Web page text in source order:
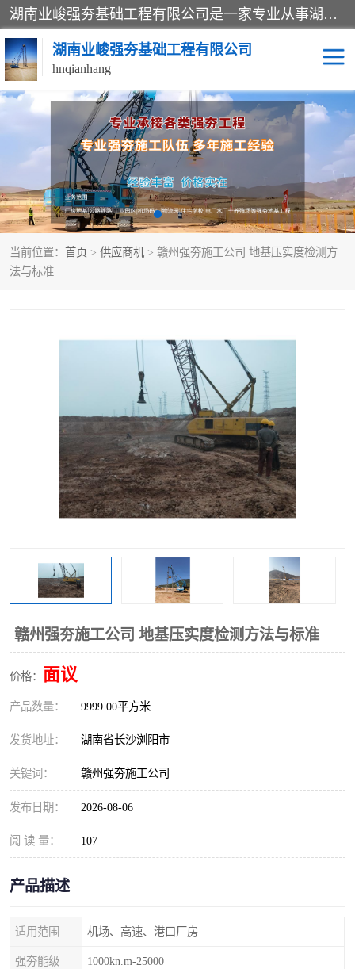
湖南业峻强夯基础工程有限公司是一家专业从事湖南强夯基础工程、强夯机租赁，地基处理的施工单位。业务覆盖：湖南、广东，江西等地。可承接1000KN.m-25000KN.m强夯（置换）工程。公司创始人是国内较早期从事强夯施工的建设者，经过多年的一步一个脚印的发展，在行业内具有较高的度和良好的口碑。
湖南业峻强夯基础工程有限公司
hnqianhang
当前位置： 首页 > 供应商机 > 赣州强夯施工公司 地基压实度检测方
法与标准
赣州强夯施工公司 地基压实度检测方法与标准
价格： 面议
产品数量： 9999.00平方米
发货地址： 湖南省长沙浏阳市
关键词： 赣州强夯施工公司
发布日期： 2026-08-06
阅 读 量： 107
产品描述
适用范围 机场、高速、港口厂房
强夯能级 1000kn.m-25000
强夯施工案例 强夯机租赁
强夯施工工程 强夯施工队伍
强夯队伍